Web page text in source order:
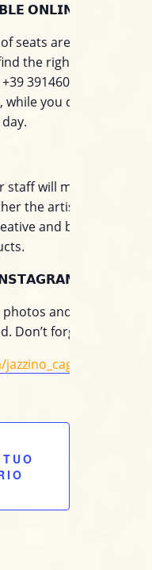
𝗢𝗡𝗟𝗜𝗡𝗘?
seats are available for
the right table for
3914603924. You
while you can write to
will move around
the artists on stage.
and based on the
and tag us on
Don’t forget to follow